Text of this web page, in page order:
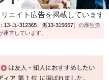
エイト広告を掲載しています
13-ユ-312365 派13-315657）の厚生労
営しています。